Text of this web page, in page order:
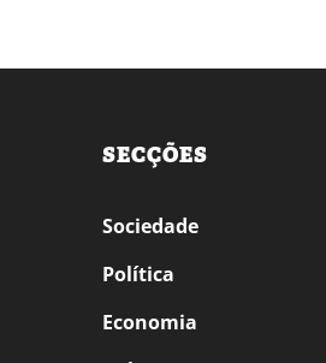
SECÇÕES
Sociedade
Política
Economia